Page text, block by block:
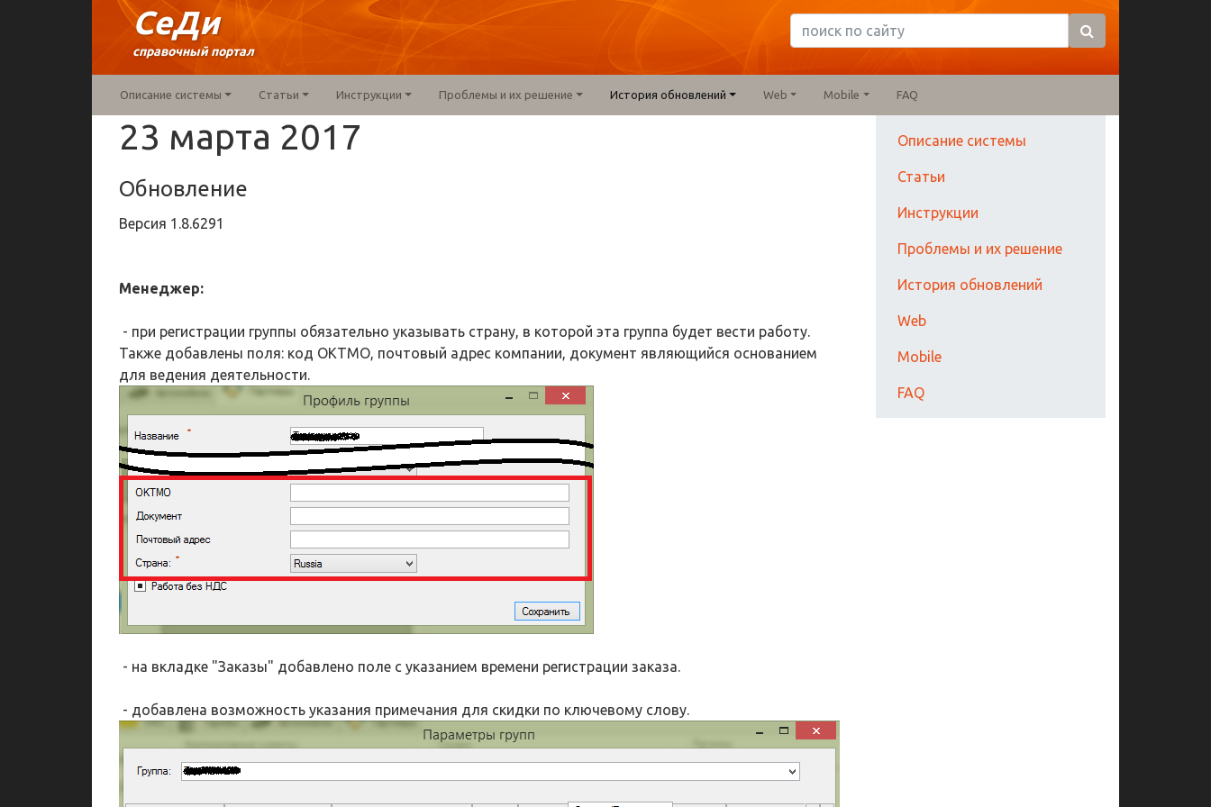
СеДи
справочный портал
Описание системы Статьи Инструкции Проблемы и их решение История обновлений Web Mobile FAQ
23 марта 2017
Обновление
Версия 1.8.6291
Менеджер:
- при регистрации группы обязательно указывать страну, в которой эта группа будет вести работу.
Также добавлены поля: код ОКТМО, почтовый адрес компании, документ являющийся основанием
для ведения деятельности.
- на вкладке "Заказы" добавлено поле с указанием времени регистрации заказа.
- добавлена возможность указания примечания для скидки по ключевому слову.
Описание системы
Статьи
Инструкции
Проблемы и их решение
История обновлений
Web
Mobile
FAQ